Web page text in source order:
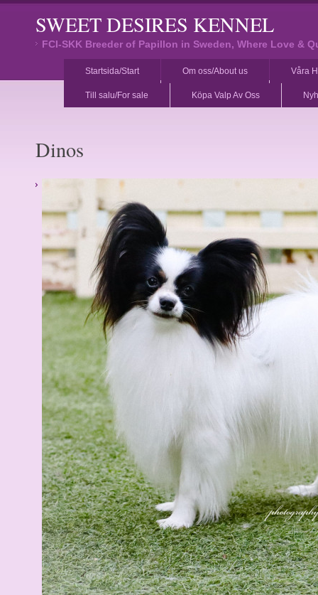
SWEET DESIRES KENNEL
FCI-SKK Breeder of Papillon in Sweden, Where Love &
Startsida/Start Om oss/About us Våra
Till salu/For sale Köpa Valp Av Oss
Dinos